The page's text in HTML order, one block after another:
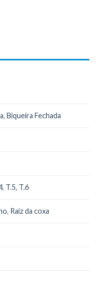
,Biqueira Fechada
, T.5, T.6
, Raiz da coxa